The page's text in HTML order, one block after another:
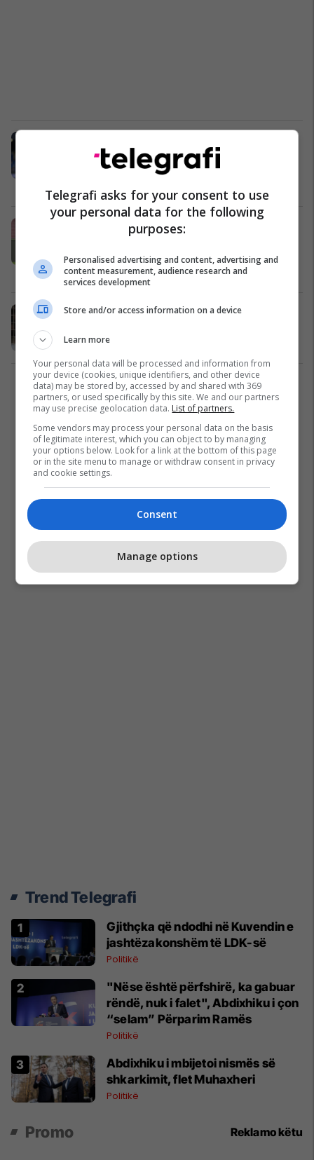
Interi, tani kam gjetur formën te
Napoli
Napoli arrin marrëveshje personale
dhe njërin nga tre yjet e skuadrës
për turkun
Serie A 03/07/2020
Notat e lojtarëve: Napoli 1-1 Inter,
Ndërkombëtare
1
Trend Telegrafi
Gjithçka që ndodhi në Kuvendin e
jashtëzakonshëm të LDK-së
Politikë
"Nëse është përfshirë, ka gabuar
rëndë, nuk i falet", Abdixhiku i çon
“selam” Përparim Ramës
Politikë
Abdixhiku i mbijetoi nismës së
shkarkimit, flet Muhaxheri
Politikë
Promo Reklamo këtu
Telegrafi asks for your consent to use
your personal data for the following
purposes:
Personalised advertising and content, advertising and
content measurement, audience research and
services development
Store and/or access information on a device
Learn more
Your personal data will be processed and information from
your device (cookies, unique identifiers, and other device
data) may be stored by, accessed by and shared with 369
partners, or used specifically by this site. We and our partners
may use precise geolocation data. List of partners.
Some vendors may process your personal data on the basis
of legitimate interest, which you can object to by managing
your options below. Look for a link at the bottom of this page
or in the site menu to manage or withdraw consent in privacy
and cookie settings.
Consent
Manage options